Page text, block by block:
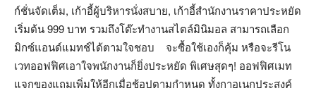
ก์ชั่นจัดเต็ม, เก้าอี้ผู้บริหารนั่งสบาย, เก้าอี้สำนักงานราคาประหยัด
เริ่มต้น 999 บาท รวมถึงโต๊ะทำงานสไตล์มินิมอล สามารถเลือก
มิกซ์แอนด์แมทช์ได้ตามใจชอบ จะซื้อใช้เองก็คุ้ม หรือจะรีโน
เวทออฟฟิศเอาใจพนักงานก็ยิ่งประหยัด พิเศษสุดๆ! ออฟฟิศเมท
แจกของแถมเพิ่มให้อีกเมื่อช้อปตามกำหนด ทั้งกาอเนกประสงค์